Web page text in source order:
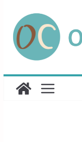
contenido